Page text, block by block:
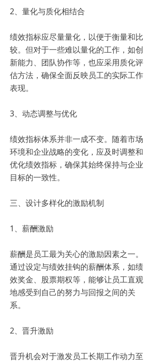
2、量化与质化相结合
绩效指标应尽量量化，以便于衡量和比
较。但对于一些难以量化的工作，如创
新能力、团队协作等，也应采用质化评
估方法，确保全面反映员工的实际工作
表现。
3、动态调整与优化
绩效指标体系并非一成不变。随着市场
环境和企业战略的变化，应及时调整和
优化绩效指标，确保其始终保持与企业
目标的一致性。
三、设计多样化的激励机制
1、薪酬激励
薪酬是员工最为关心的激励因素之一。
通过设定与绩效挂钩的薪酬体系，如绩
效奖金、股票期权等，能够让员工直观
地感受到自己的努力与回报之间的关
系。
2、晋升激励
晋升机会对于激发员工长期工作动力至